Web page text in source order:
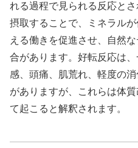
れる過程で見られる反応と
摂取することで、ミネラル
える働きを促進させ、自然
合があります。好転反応は
感、頭痛、肌荒れ、軽度の
がありますが、これらは体
て起こると解釈されます。